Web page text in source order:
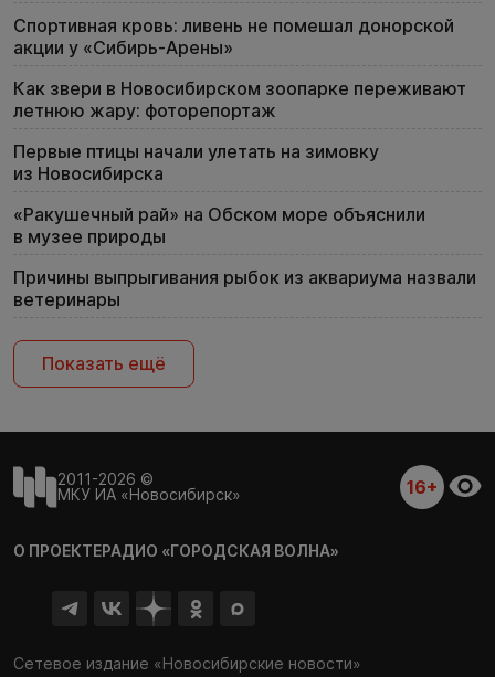
Спортивная кровь: ливень не помешал донорской
акции у «Сибирь-Арены»
Как звери в Новосибирском зоопарке переживают
летнюю жару: фоторепортаж
Первые птицы начали улетать на зимовку
из Новосибирска
«Ракушечный рай» на Обском море объяснили
в музее природы
Причины выпрыгивания рыбок из аквариума назвали
ветеринары
Показать ещё
2011-2026 ©
МКУ ИА «Новосибирск»
16+
О ПРОЕКТЕРАДИО «ГОРОДСКАЯ ВОЛНА»
Сетевое издание «Новосибирские новости»